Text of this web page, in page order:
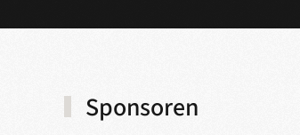
Sponsoren